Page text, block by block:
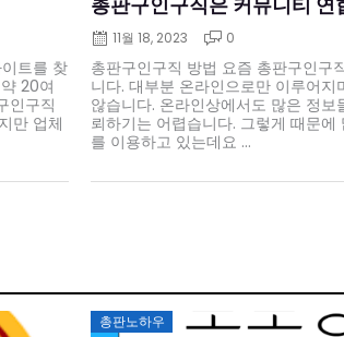
트를 찾
20여
인구직
만 업체
총판구인구직은 커뮤니티 연
11월 18, 2023 0
총판구인구직 방법 요즘 총판구인구
니다. 대부분 온라인으로만 이루어지
않습니다. 온라인상에서도 많은 정보
뢰하기는 어렵습니다. 그렇게 때문에
를 이용하고 있는데요 ...
총판노하우
Posted